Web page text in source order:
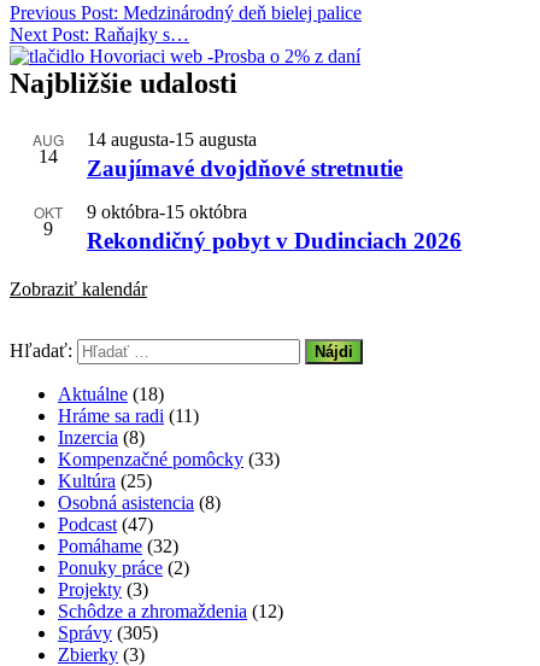
Previous Post: Medzinárodný deň bielej palice
Next Post: Raňajky s…
Najbližšie udalosti
AUG
14
14 augusta-15 augusta
Zaujímavé dvojdňové stretnutie
OKT
9
9 októbra-15 októbra
Rekondičný pobyt v Dudinciach 2026
Zobraziť kalendár
Hľadať:
Aktuálne (18)
Hráme sa radi (11)
Inzercia (8)
Kompenzačné pomôcky (33)
Kultúra (25)
Osobná asistencia (8)
Podcast (47)
Pomáhame (32)
Ponuky práce (2)
Projekty (3)
Schôdze a zhromaždenia (12)
Správy (305)
Zbierky (3)